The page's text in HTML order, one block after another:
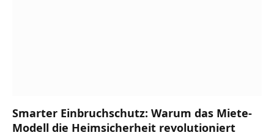
Smarter Einbruchschutz: Warum das Miete-
Modell die Heimsicherheit revolutioniert